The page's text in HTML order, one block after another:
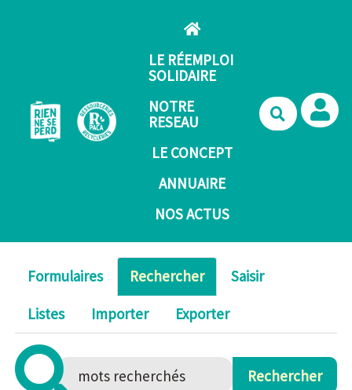
LE RÉEMPLOI
SOLIDAIRE
NOTRE
RESEAU
LE CONCEPT
ANNUAIRE
NOS ACTUS
Formulaires Rechercher
Saisir
Listes
Importer Exporter